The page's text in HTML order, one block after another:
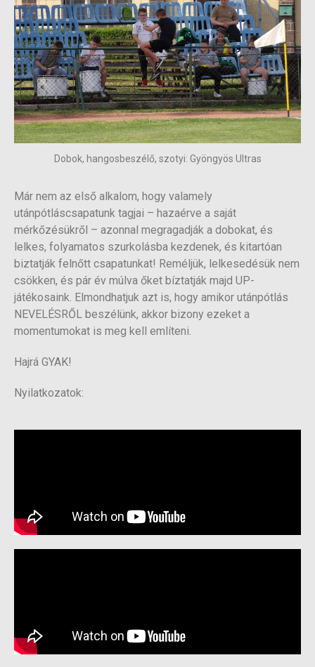
Dobok, hangosbeszélő, szotyi: Gyöngyös Ultras
Már nem az első alkalom, hogy valamely
utánpótláscsapatunk tagjai – hazaérve a saját
mérkőzésükről – azonnal megragadják a dobokat, és
lelkes, folyamatos szurkolásba kezdenek, és kitartóan
biztatják felnőtt csapatunkat! Reméljük, lelkesedésük nem
csökken, és pár év múlva őket bíztatják majd UP-
játékosaink. Elmondhatjuk azt is, hogy amikor utánpótlás
NEVELÉSRŐL beszélünk, akkor bizony ezeket a
momentumokat is meg kell említeni.
Hajrá GYAK!
Nyilatkozatok: